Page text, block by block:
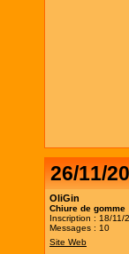
26/11/
OliGin
Chiure de gomme
Inscription : 18/11/
Messages : 10
Site Web